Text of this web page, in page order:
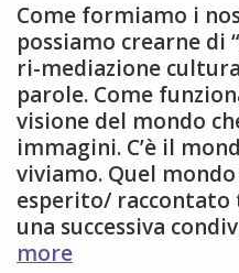
Come formiamo i
possiamo crearne di
ri-mediazione
parole. Come
visione del mondo
immagini. C’è il
viviamo. Quel
esperito/ raccontato
una successiva
moreRI-